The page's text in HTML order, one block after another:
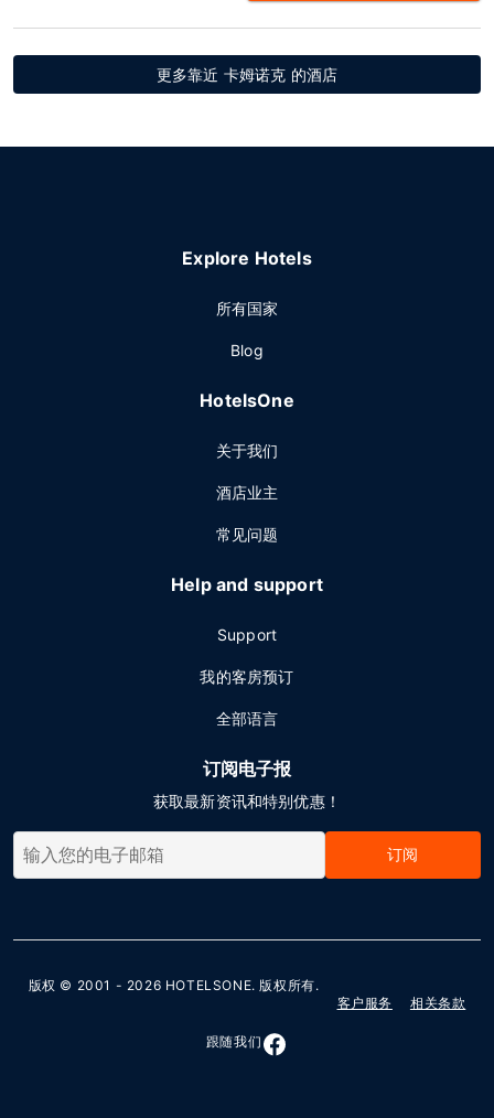
更多靠近 卡姆诺克 的酒店
Explore Hotels
所有国家
Blog
HotelsOne
关于我们
酒店业主
常见问题
Help and support
Support
我的客房预订
全部语言
订阅电子报
获取最新资讯和特别优惠！
订阅
版权 © 2001 - 2026 HOTELSONE. 版权所有.
客户服务
相关条款
跟随我们